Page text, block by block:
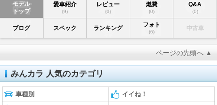
モデル
トップ
愛車紹介
(9)
レビュー
(0)
燃費
(0)
Q&A
(0)
ブログ スペック ランキング フォト
(6)
中古車
ページの先頭へ ▲
みんカラ 人気のカテゴリ
車種別 イイね！